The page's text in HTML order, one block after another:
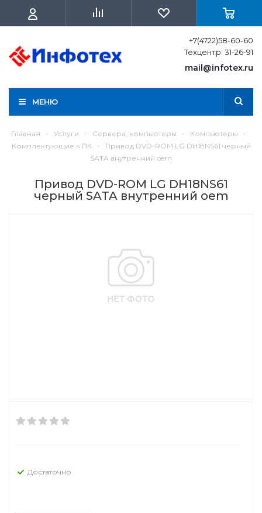
+7(4722)58-60-60
Техцентр: 31-26-91
mail@infotex.ru
МЕНЮ
Главная - Услуги - Сервера, компьютеры - Компьютеры
-
Комплектующие к ПК
-
Привод DVD-ROM LG DH18NS61 черный
SATA внутренний oem
Привод DVD-ROM LG DH18NS61
черный SATA внутренний oem
Достаточно